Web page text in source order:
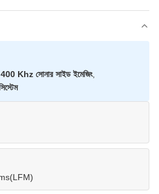
400 Khz সোনার সাইড ইমেজিং,